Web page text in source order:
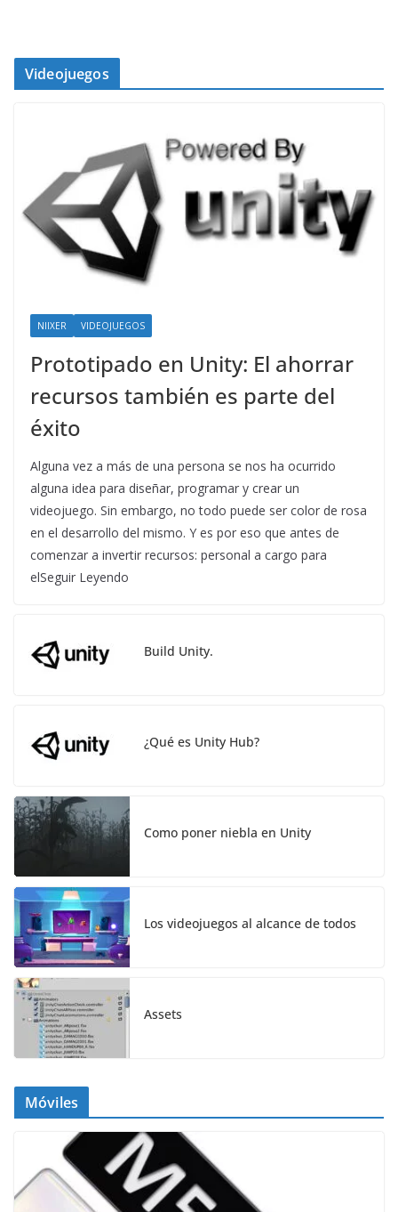
Videojuegos
NIIXER VIDEOJUEGOS
Prototipado en Unity: El ahorrar
recursos también es parte del
éxito
Alguna vez a más de una persona se nos ha ocurrido
alguna idea para diseñar, programar y crear un
videojuego. Sin embargo, no todo puede ser color de rosa
en el desarrollo del mismo. Y es por eso que antes de
comenzar a invertir recursos: personal a cargo para
elSeguir Leyendo
Build Unity.
¿Qué es Unity Hub?
Como poner niebla en Unity
Los videojuegos al alcance de todos
Assets
Móviles